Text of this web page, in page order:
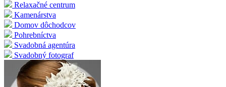
Relaxačné centrum
Kamenárstva
Domov dôchodcov
Pohrebníctva
Svadobná agentúra
Svadobný fotograf